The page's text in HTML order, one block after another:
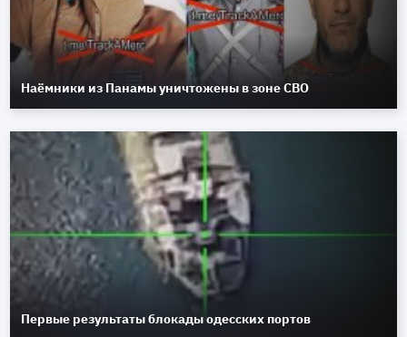
Наёмники из Панамы уничтожены в зоне СВО
Первые результаты блокады одесских портов